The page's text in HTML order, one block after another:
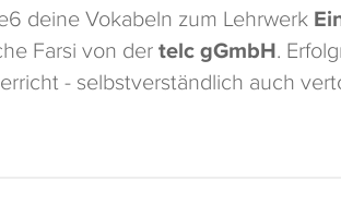
deine Vokabeln zum Lehrwerk
Farsi von dertelc gGmbH.
- selbstverständlich auch